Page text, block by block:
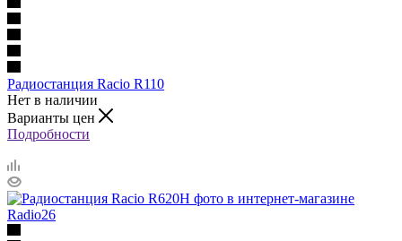
Радиостанция Racio R110
Нет в наличии
Варианты цен
Подробности